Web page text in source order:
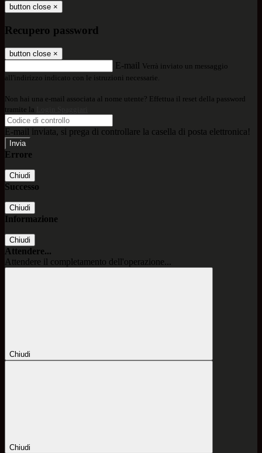
button close ×
Recupero password
button close ×
E-mail Verrà inviato un messaggio
all'indirizzo indicato con le istruzioni necessarie.
Non hai una e-mail associata al nome utente? Effettua il reset della password
tramite la
E-mail inviata, si prega di controllare la casella di posta elettronica!
Errore
Chiudi
Successo
Chiudi
Informazione
Chiudi
Attendere...
Attendere il completamento dell'operazione...
Chiudi
Chiudi